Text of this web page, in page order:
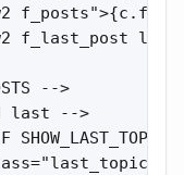
f_last_post
-->
last -->
SHOW_LAST_TOPIC